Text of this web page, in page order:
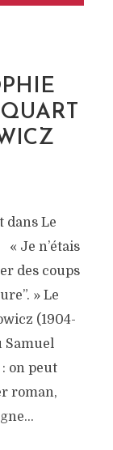
dans Le
Je n’étais
des coups
» Le
(1904-
Samuel
on peut
roman,